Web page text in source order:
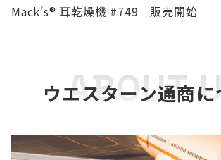
Mack’s® 耳乾燥機 #749 販売開始
ウエスターン通商に
ABOUT